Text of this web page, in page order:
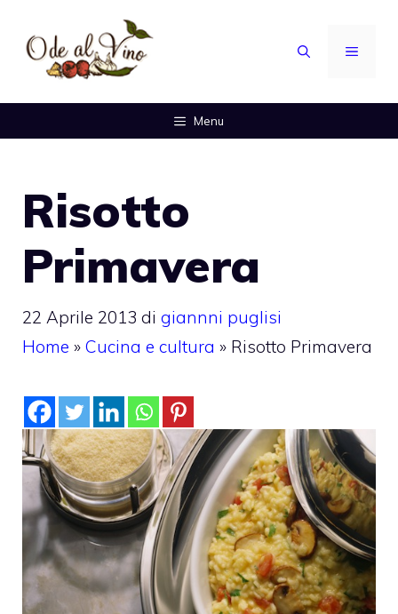
contenuto
MENU
Menu
Risotto
Primavera
22 Aprile 2013 di giannni puglisi
Home » Cucina e cultura » Risotto Primavera